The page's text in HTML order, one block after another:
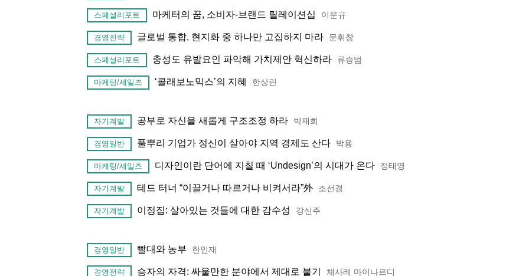
스페셜리포트 마케터의 꿈, 소비자-브랜드 릴레이션십 이문규
경영전략 글로벌 통합, 현지화 중 하나만 고집하지 마라 문휘창
스페셜리포트 충성도 유발요인 파악해 가치제안 혁신하라 류승범
마케팅/세일즈 ‘콜래보노믹스’의 지혜 한상린
자기계발 공부로 자신을 새롭게 구조조정 하라 박재희
경영일반 풀뿌리 기업가 정신이 살아야 지역 경제도 산다 박용
마케팅/세일즈 디자인이란 단어에 지칠 때 ‘Undesign’의 시대가 온다 정태영
자기계발 테드 터너 “이끌거나 따르거나 비켜서라”外 조선경
자기계발 이정집: 살아있는 것들에 대한 감수성 강신주
경영일반 빨대와 농부 한인재
경영전략 승자의 자격: 싸울만한 분야에서 제대로 붙기 체사레 마이나르디